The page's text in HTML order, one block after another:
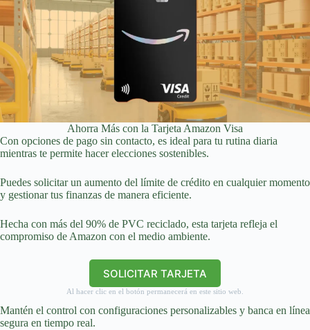
Ahorra Más con la Tarjeta Amazon Visa
Con opciones de pago sin contacto, es ideal para tu rutina diaria
mientras te permite hacer elecciones sostenibles.
Puedes solicitar un aumento del límite de crédito en cualquier momento
y gestionar tus finanzas de manera eficiente.
Hecha con más del 90% de PVC reciclado, esta tarjeta refleja el
compromiso de Amazon con el medio ambiente.
SOLICITAR TARJETA
Al hacer clic en el botón permanecerá en este sitio web.
Mantén el control con configuraciones personalizables y banca en línea
segura en tiempo real.